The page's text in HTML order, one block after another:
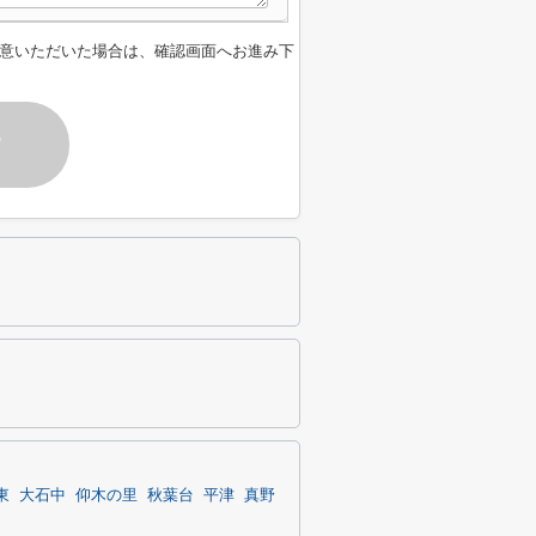
いただいた場合は、確認画面へお進み下
大石中 仰木の里 秋葉台 平津 真野